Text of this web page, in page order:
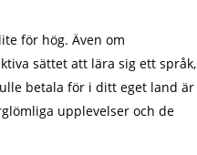
för hög. Även om
sättet att lära sig ett språk,
betala för i ditt eget land är
upplevelser och de